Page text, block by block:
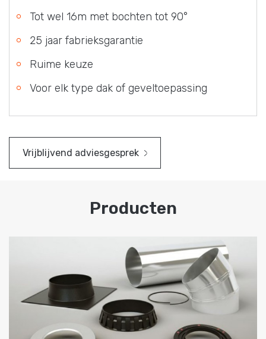
Tot wel 16m met bochten tot 90°
25 jaar fabrieksgarantie
Ruime keuze
Voor elk type dak of geveltoepassing
Vrijblijvend adviesgesprek
Producten